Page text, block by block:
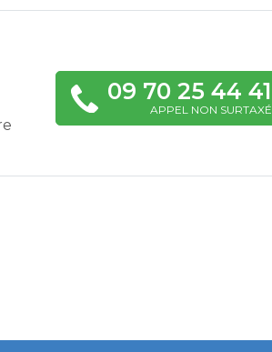
09 70 25 44 41
APPEL NON SURTAXÉ